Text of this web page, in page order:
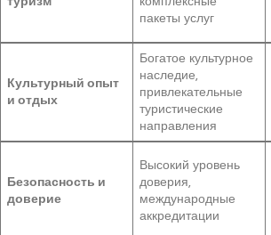
пакеты услуг
Культурный опыт
и отдых
Богатое культурное
наследие,
привлекательные
туристические
направления
Безопасность и
доверие
Высокий уровень
доверия,
международные
аккредитации